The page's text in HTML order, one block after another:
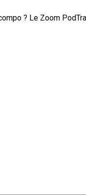
? Le Zoom